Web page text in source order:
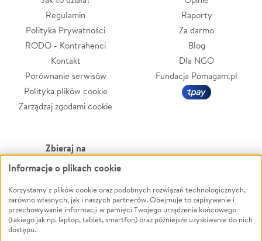
Regulamin
Polityka Prywatności
RODO - Kontrahenci
Kontakt
Porównanie serwisów
Polityka plików cookie
Zarządzaj zgodami cookie
Raporty
Za darmo
Blog
Dla NGO
Fundacja Pomagam.pl
Zbieraj na
Leczenie
Zwierzęta
Pożar
Ukraina
Powódź
Wichura
NGO
Informacje o plikach cookie
Korzystamy z plików cookie oraz podobnych rozwiązań technologicznych,
zarówno własnych, jak i naszych partnerów. Obejmuje to zapisywanie i
przechowywanie informacji w pamięci Twojego urządzenia końcowego
(takiego jak np. laptop, tablet, smartfon) oraz późniejsze uzyskiwanie do nich
dostępu.